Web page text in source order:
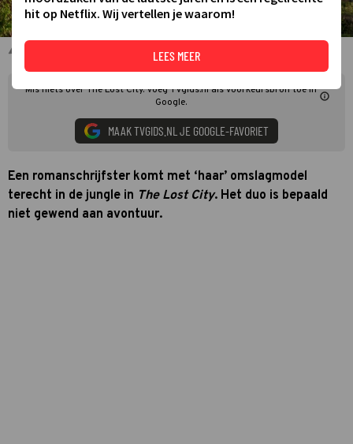
Brad Pitt, Sandra Bullock en Channing Tatum in The Lost City
Mis niets over The Lost City. Voeg TVgids.nl als voorkeursbron toe in
Google.
MAAK TVGIDS.NL JE GOOGLE-FAVORIET
Een romanschrijfster komt met ‘haar’ omslagmodel
terecht in de jungle in The Lost City. Het duo is bepaald
niet gewend aan avontuur.
hit op Netflix. Wij vertellen je waarom!
LEES MEER